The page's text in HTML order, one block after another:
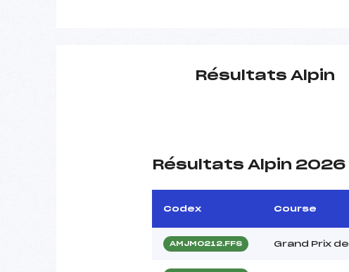
Résultats Alpin
Résultats Alpin 2026
Codex Course
AMJM0212.FFS Grand Prix